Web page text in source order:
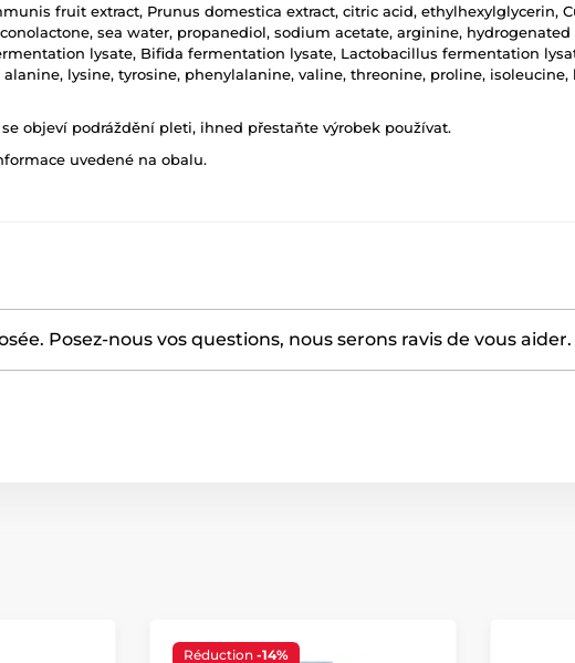
fruit extract, Prunus domestica extract, citric acid, ethylhexylglycerin,
sea water, propanediol, sodium acetate, arginine,
lysate, Bifida fermentation lysate, Lactobacillus fermentation
lysine, tyrosine, phenylalanine, valine, threonine, proline,
objeví podráždění pleti, ihned přestaňte výrobek používat.
uvedené na obalu.
Posez-nous vos questions, nous serons ravis de vous aider.
Réduction -14%